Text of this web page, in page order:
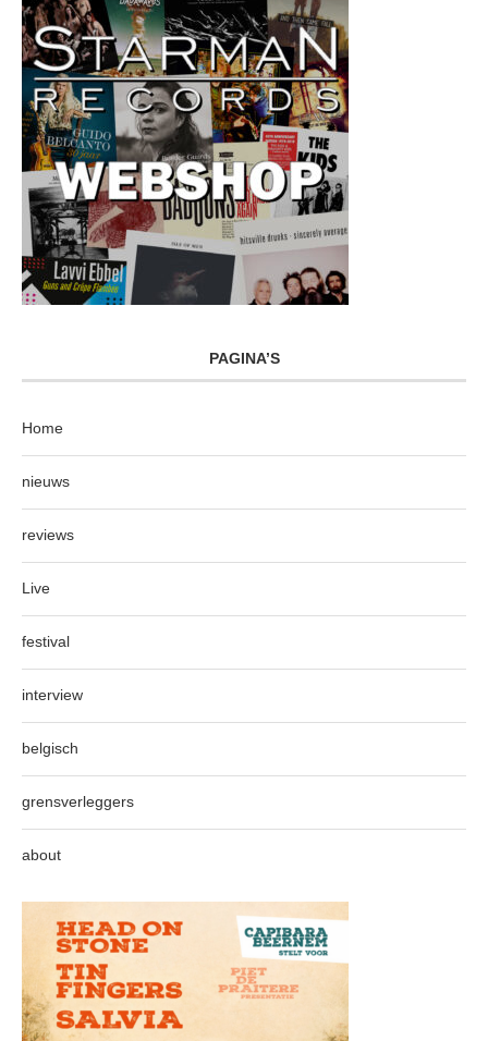
PAGINA’S
Home
nieuws
reviews
Live
festival
interview
belgisch
grensverleggers
about